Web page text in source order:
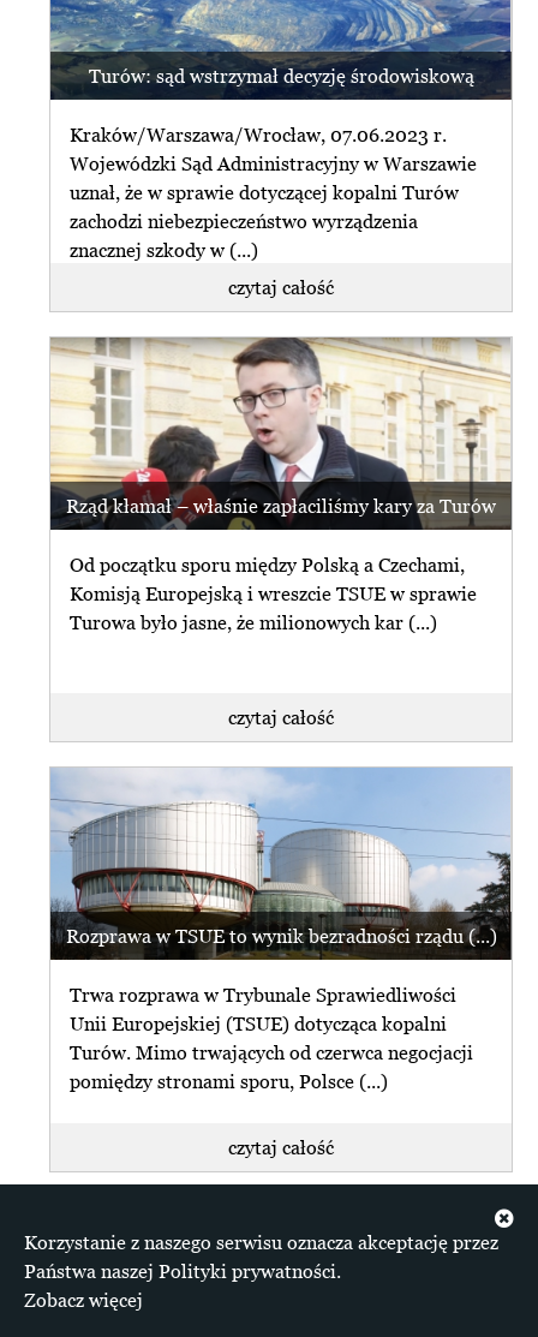
Turów: sąd wstrzymał decyzję środowiskową
Kraków/Warszawa/Wrocław, 07.06.2023 r.
Wojewódzki Sąd Administracyjny w Warszawie
uznał, że w sprawie dotyczącej kopalni Turów
zachodzi niebezpieczeństwo wyrządzenia
znacznej szkody w (...)
czytaj całość
Rząd kłamał – właśnie zapłaciliśmy kary za Turów
Od początku sporu między Polską a Czechami,
Komisją Europejską i wreszcie TSUE w sprawie
Turowa było jasne, że milionowych kar (...)
czytaj całość
Rozprawa w TSUE to wynik bezradności rządu (...)
Trwa rozprawa w Trybunale Sprawiedliwości
Unii Europejskiej (TSUE) dotycząca kopalni
Turów. Mimo trwających od czerwca negocjacji
pomiędzy stronami sporu, Polsce (...)
czytaj całość
Materiały zgromadzone na serwisie dostępne są na
licencji Creative Commons Uznanie autorstwa 4.0
Korzystanie z naszego serwisu oznacza akceptację przez
Państwa naszej Polityki prywatności.
Zobacz więcej